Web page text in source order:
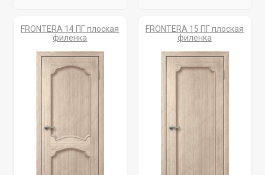
FRONTERA 14 ПГ плоская
филенка
FRONTERA 15 ПГ плоская
филенка